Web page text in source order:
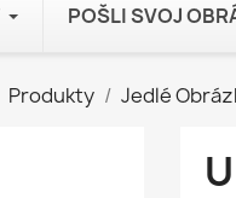
POŠLI SVOJ
Produkty Jedlé